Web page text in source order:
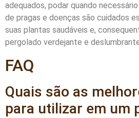
adequados, podar quando
de pragas e doenças são cuidados
suas plantas saudáveis e,
pergolado verdejante e
FAQ
Quais são as
para utilizar em um